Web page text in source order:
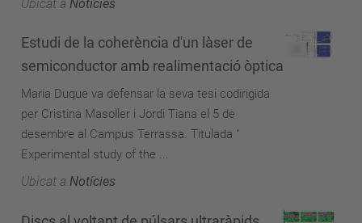
Ubicat a Notícies
Estudi de la coherència d'un làser de
semiconductor amb realimentació òptica
Maria Duque va defensar la seva tesi codirigida
per Cristina Masoller i Jordi Tiana el 5 de
desembre al Campus Terrassa. Titulada "
Experimental study of the ...
Ubicat a Notícies